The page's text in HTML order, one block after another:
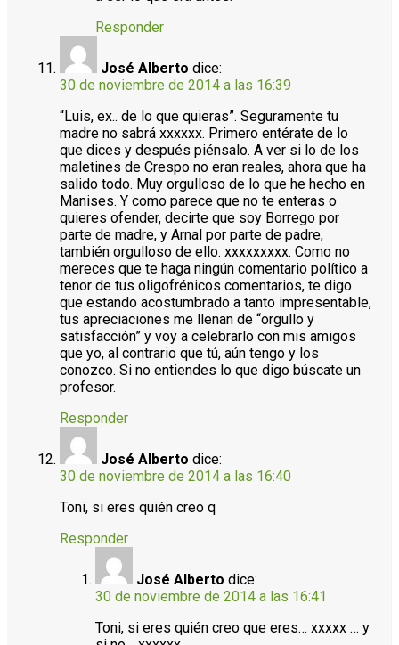
Responder
José Alberto dice:
30 de noviembre de 2014 a las 16:39
“Luis, ex.. de lo que quieras”. Seguramente tu
madre no sabrá xxxxxx. Primero entérate de lo
que dices y después piénsalo. A ver si lo de los
maletines de Crespo no eran reales, ahora que ha
salido todo. Muy orgulloso de lo que he hecho en
Manises. Y como parece que no te enteras o
quieres ofender, decirte que soy Borrego por
parte de madre, y Arnal por parte de padre,
también orgulloso de ello. xxxxxxxxx. Como no
mereces que te haga ningún comentario político a
tenor de tus oligofrénicos comentarios, te digo
que estando acostumbrado a tanto impresentable,
tus apreciaciones me llenan de “orgullo y
satisfacción” y voy a celebrarlo con mis amigos
que yo, al contrario que tú, aún tengo y los
conozco. Si no entiendes lo que digo búscate un
profesor.
Responder
José Alberto dice:
30 de noviembre de 2014 a las 16:40
Toni, si eres quién creo q
Responder
José Alberto dice:
30 de noviembre de 2014 a las 16:41
Toni, si eres quién creo que eres… xxxxx … y